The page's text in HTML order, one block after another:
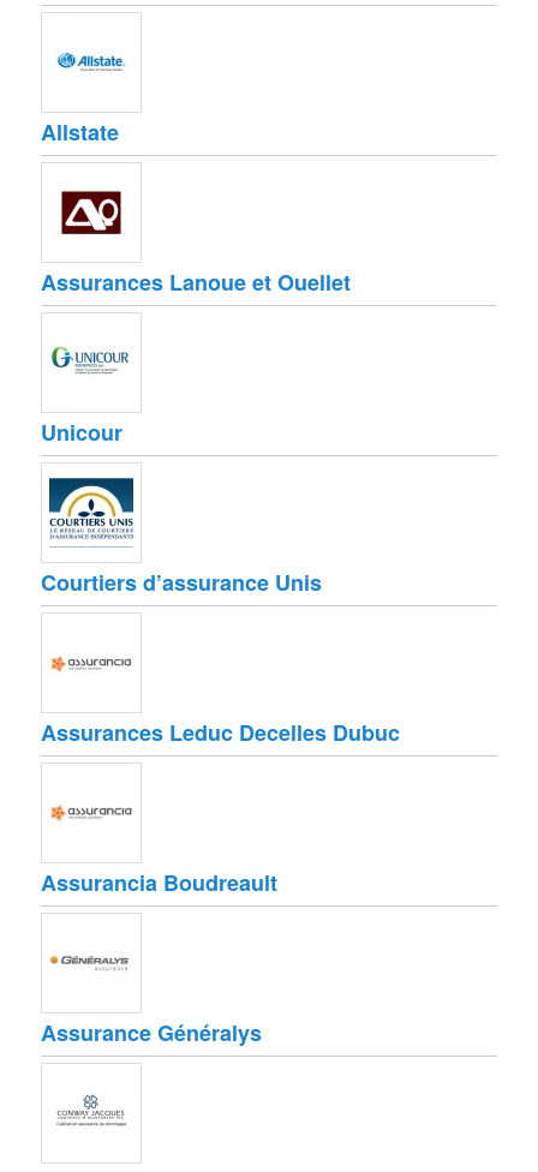
Allstate
Assurances Lanoue et Ouellet
Unicour
Courtiers d’assurance Unis
Assurances Leduc Decelles Dubuc
Assurancia Boudreault
Assurance Généralys